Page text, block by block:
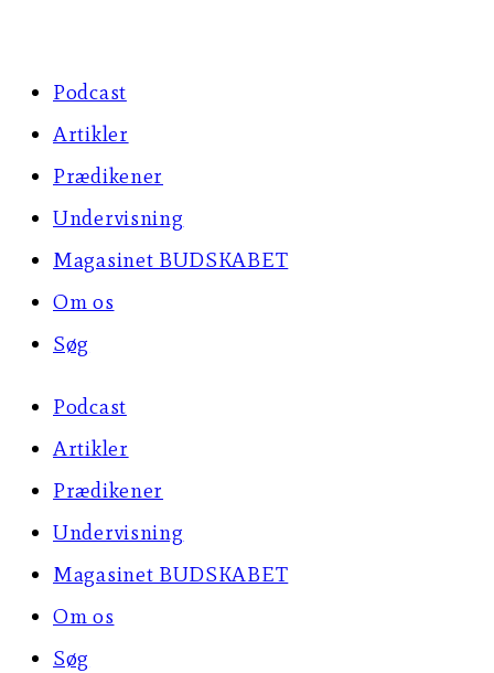
Podcast
Artikler
Prædikener
Undervisning
Magasinet BUDSKABET
Om os
Søg
Podcast
Artikler
Prædikener
Undervisning
Magasinet BUDSKABET
Om os
Søg